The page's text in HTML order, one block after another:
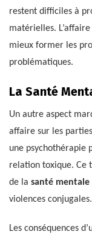
restent difficiles à
matérielles.
mieux former les
problématiques.
La Santé
Un autre aspect
affaire sur les
une psychothérapie
relation toxique. Ce
de la santé mentale
violences conjugales.
Les conséquences